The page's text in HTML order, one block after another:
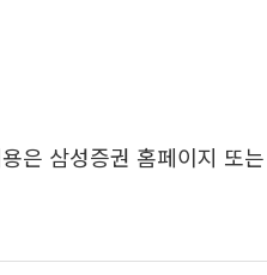
은 삼성증권 홈페이지 또